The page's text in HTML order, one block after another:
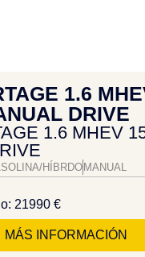
1.6
DRIVE
1.6 MHEV
HÍBRDO MANUAL
21990 €
MÁS INFORMACIÓN